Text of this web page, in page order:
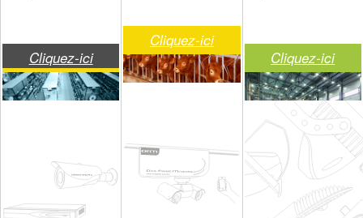
Cliquez-ici
Cliquez-ici
Cliquez-ici